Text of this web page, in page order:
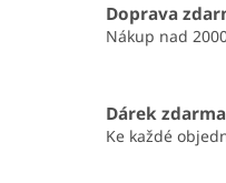
Doprava
Nákup nad
Dárek zdarma
Ke každé